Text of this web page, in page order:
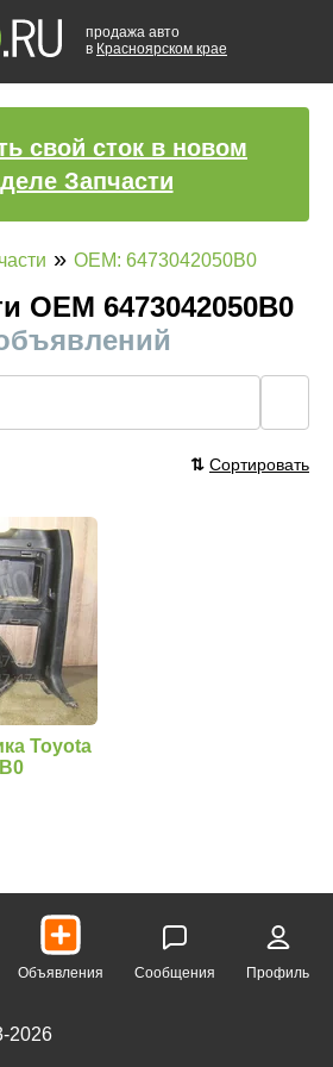
продажа авто
в Красноярском крае
свой сток в новом
Запчасти
» OEM: 6473042050B0
ОЕМ 6473042050B0
⇅ Сортировать
Toyota
Объявления Сообщения Профиль
2026